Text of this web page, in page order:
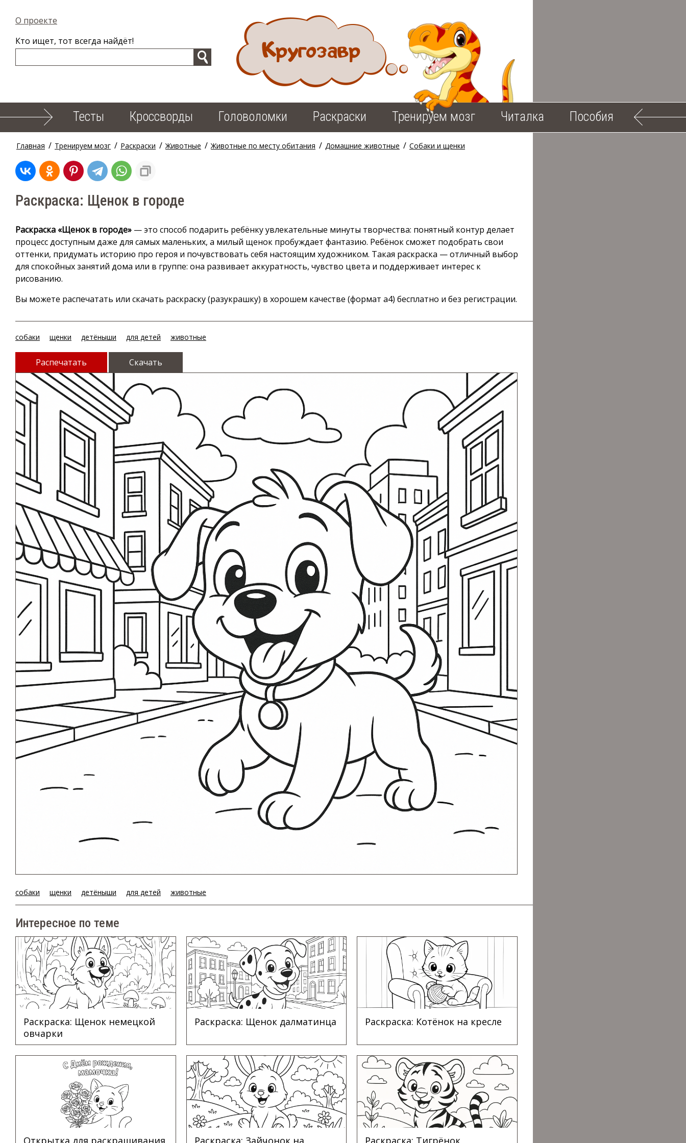
О проекте
Кто ищет, тот всегда найдёт!
Тесты Кроссворды Головоломки Раскраски Тренируем мозг Читалка Пособия
Главная / Тренируем мозг / Раскраски / Животные / Животные по месту обитания / Домашние животные / Собаки и щенки
Раскраска: Щенок в городе
Раскраска «Щенок в городе» — это способ подарить ребёнку увлекательные минуты творчества: понятный контур делает
процесс доступным даже для самых маленьких, а милый щенок пробуждает фантазию. Ребёнок сможет подобрать свои
оттенки, придумать историю про героя и почувствовать себя настоящим художником. Такая раскраска — отличный выбор
для спокойных занятий дома или в группе: она развивает аккуратность, чувство цвета и поддерживает интерес к
рисованию.
Вы можете распечатать или скачать раскраску (разукрашку) в хорошем качестве (формат а4) бесплатно и без регистрации.
собаки щенки детёныши для детей животные
Распечатать Скачать
собаки щенки детёныши для детей животные
Интересное по теме
Раскраска: Щенок немецкой
овчарки
Раскраска: Щенок далматинца Раскраска: Котёнок на кресле
Открытка для раскрашивания Раскраска: Зайчонок на Раскраска: Тигрёнок